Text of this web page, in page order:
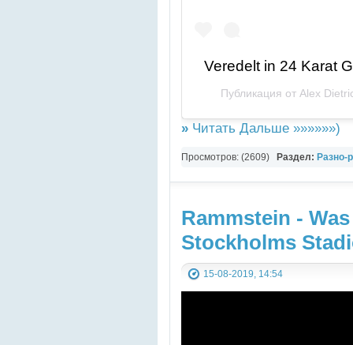
Veredelt in 24 Karat
Публикация от Alex
» Читать Дальше »»»»»»)
Просмотров: (2609) Раздел: Разно-
Rammstein -
Stockholms
15-08-2019, 14:54